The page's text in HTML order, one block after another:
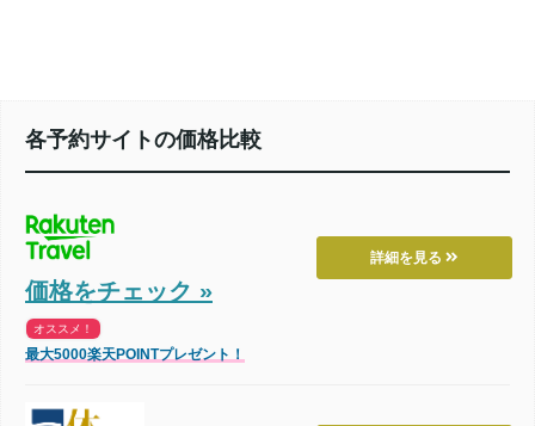
各予約サイトの価格比較
詳細を見る
価格をチェック »
オススメ！
最大5000楽天POINTプレゼント！